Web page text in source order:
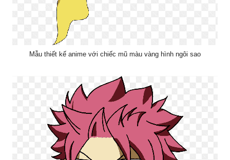
Mẫu thiết kế anime với chiếc mũ màu vàng hình ngôi sao